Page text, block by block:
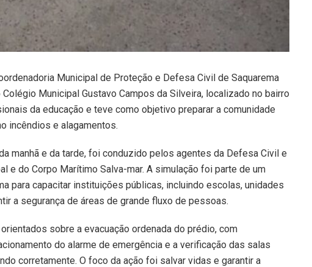
Municipal de Proteção e Defesa Civil de Saquarema
Municipal Gustavo Campos da Silveira, localizado no bairro
da educação e teve como objetivo preparar a comunidade
incêndios e alagamentos.
manhã e da tarde, foi conduzido pelos agentes da Defesa Civil e
e do Corpo Marítimo Salva-mar. A simulação foi parte de um
para capacitar instituições públicas, incluindo escolas, unidades
a segurança de áreas de grande fluxo de pessoas.
sobre a evacuação ordenada do prédio, com
do alarme de emergência e a verificação das salas
corretamente. O foco da ação foi salvar vidas e garantir a